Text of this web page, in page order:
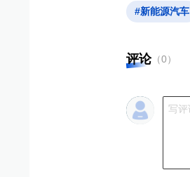
#新能源汽车
评论（0）